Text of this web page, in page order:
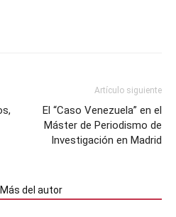
Artículo siguiente
El “Caso Venezuela” en el
Máster de Periodismo de
Investigación en Madrid
Más del autor